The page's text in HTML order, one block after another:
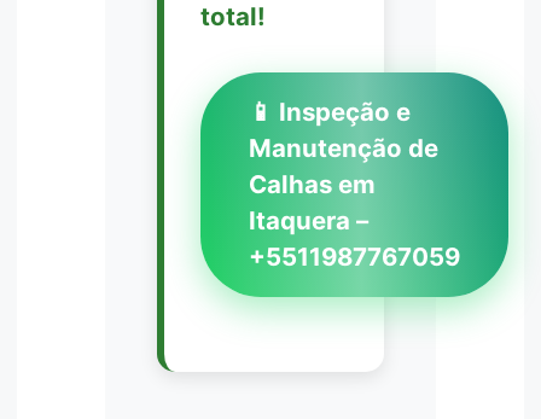
total!
📱 Inspeção e
Manutenção de
Calhas em
Itaquera –
+5511987767059